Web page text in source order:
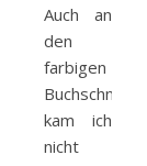
Auch an
den
farbigen
Buchschnitten
kam ich
nicht